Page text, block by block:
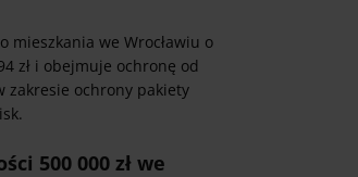
mieszkania we Wrocławiu o
zł i obejmuje ochronę od
zakresie ochrony pakiety
500 000 zł we